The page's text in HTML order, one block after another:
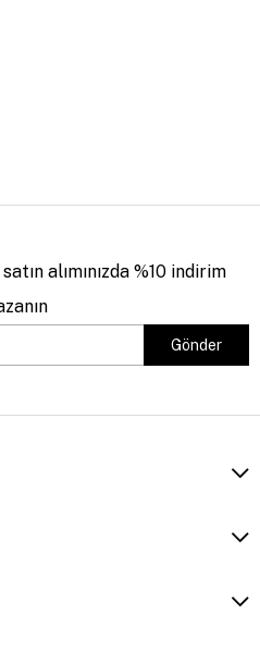
alımınızda %10 indirim
Gönder